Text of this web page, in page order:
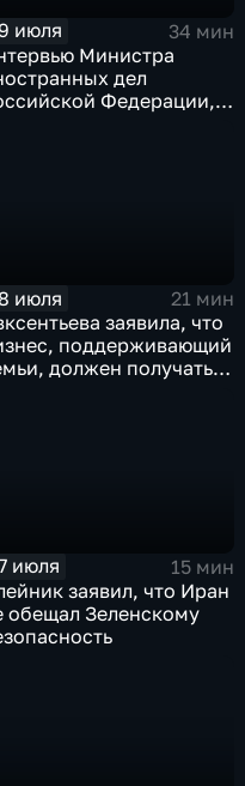
июля
34 мин
Министра
дел
Федерации,
июля
21 мин
заявила, что
поддерживающий
должен получать
июля
15 мин
заявил, что Иран
обещал Зеленскому